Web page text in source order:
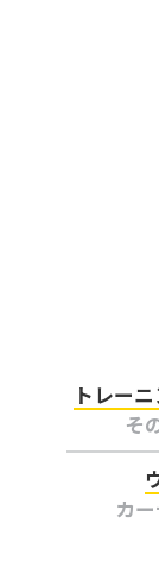
トレー
そ
カ